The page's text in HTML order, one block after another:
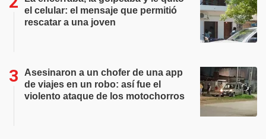
el celular: el mensaje que permitió
rescatar a una joven
Asesinaron a un chofer de una app
de viajes en un robo: así fue el
violento ataque de los motochorros